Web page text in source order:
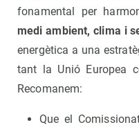
fonamental per
medi ambient, clima i
energètica a una
tant la Unió Europea
Recomanem:
Que el